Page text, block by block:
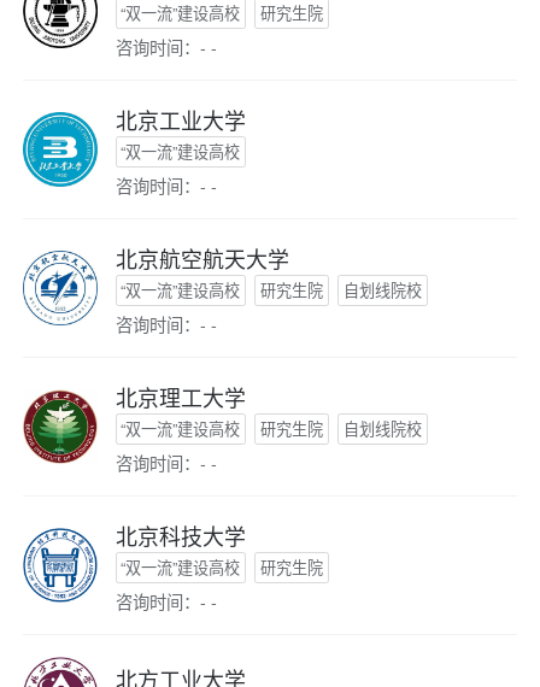
“双一流”建设高校 研究生院
咨询时间：- -
北京工业大学
“双一流”建设高校
咨询时间：- -
北京航空航天大学
“双一流”建设高校 研究生院 自划线院校
咨询时间：- -
北京理工大学
“双一流”建设高校 研究生院 自划线院校
咨询时间：- -
北京科技大学
“双一流”建设高校 研究生院
咨询时间：- -
北方工业大学